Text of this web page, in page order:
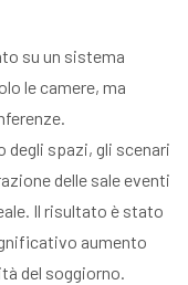
su un sistema
le camere, ma
degli spazi, gli scenari
delle sale eventi
Il risultato è stato
aumento
del soggiorno.